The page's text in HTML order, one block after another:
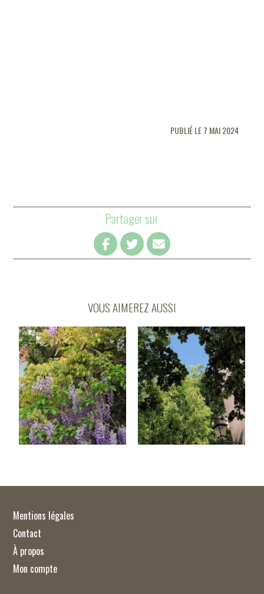
PUBLIÉ LE 7 MAI 2024
Partager sur
VOUS AIMEREZ AUSSI
Mentions légales
Contact
À propos
Mon compte